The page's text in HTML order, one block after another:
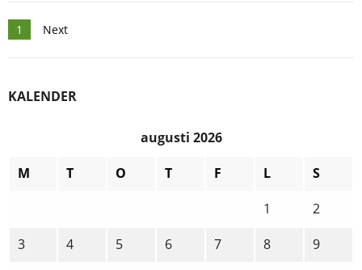
Posts
navigation
1 Next
KALENDER
augusti 2026
M
T O T F L
S
1
2
3
4 5 6 7 8
9